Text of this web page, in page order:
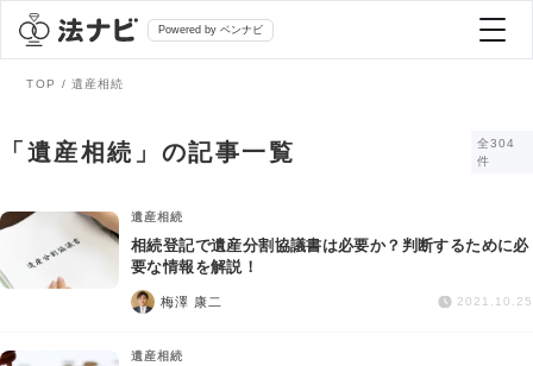
Powered by ベンナビ
全て
法律相談
弁護士を探す
おすすめ弁護士診断
TOP 遺産相続
「遺産相続」の記事一覧
全304
件
遺産相続
相続登記で遺産分割協議書は必要か？判断するために必
要な情報を解説！
梅澤 康二 2021.10.25
遺産相続